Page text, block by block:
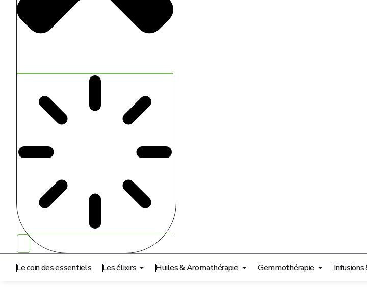
Le coin des essentiels Les élixirs Huiles & Aromathérapie Gemmothérapie